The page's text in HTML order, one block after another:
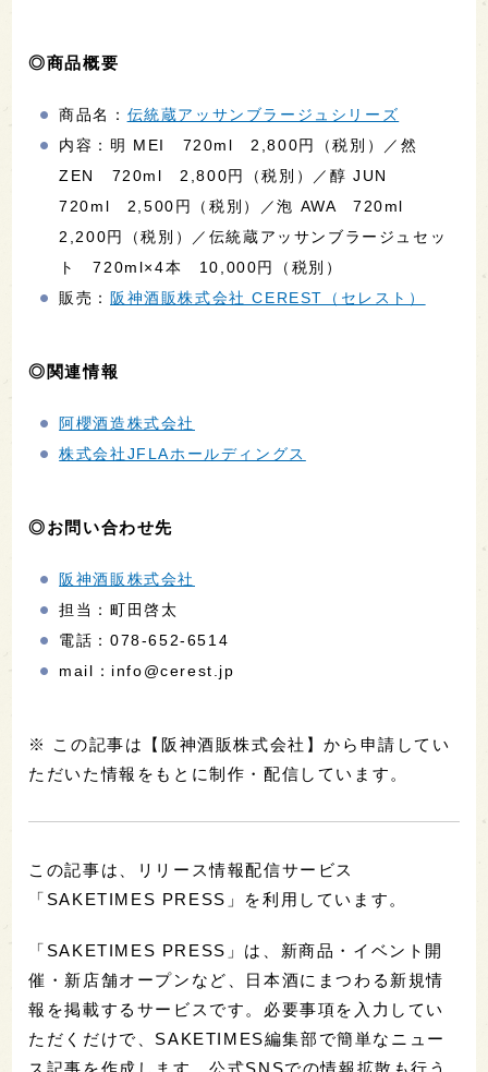
◎商品概要
商品名： 伝統蔵アッサンブラージュシリーズ
内容：明 MEI 720ml 2,800円（税別）／然
ZEN 720ml 2,800円（税別）／醇 JUN
720ml 2,500円（税別）／泡 AWA 720ml
2,200円（税別）／伝統蔵アッサンブラージュセッ
ト 720ml×4本 10,000円（税別）
販売：
阪神酒販株式会社 CEREST（セレスト）
◎関連情報
阿櫻酒造株式会社
株式会社JFLAホールディングス
◎お問い合わせ先
阪神酒販株式会社
担当：町田啓太
電話：078-652-6514
mail：info@cerest.jp
※ この記事は【阪神酒販株式会社】から申請してい
ただいた情報をもとに制作・配信しています。
この記事は、リリース情報配信サービス
「SAKETIMES PRESS」を利用しています。
「SAKETIMES PRESS」は、新商品・イベント開
催・新店舗オープンなど、日本酒にまつわる新規情
報を掲載するサービスです。必要事項を入力してい
ただくだけで、SAKETIMES編集部で簡単なニュー